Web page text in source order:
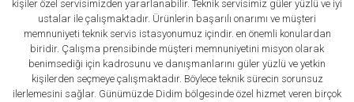
kişiler özel servisimizden yararlanabilir. Teknik servisimiz güler yüzlü ve iyi
ustalar ile çalışmaktadır. Ürünlerin başarılı onarımı ve müşteri
memnuniyeti teknik servis istasyonumuz içindir. en önemli konulardan
biridir. Çalışma prensibinde müşteri memnuniyetini misyon olarak
benimsediği için kadrosunu ve danışmanlarını güler yüzlü ve yetkin
kişilerden seçmeye çalışmaktadır. Böylece teknik sürecin sorunsuz
ilerlemesini sağlar. Günümüzde Didim bölgesinde özel hizmet veren birçok